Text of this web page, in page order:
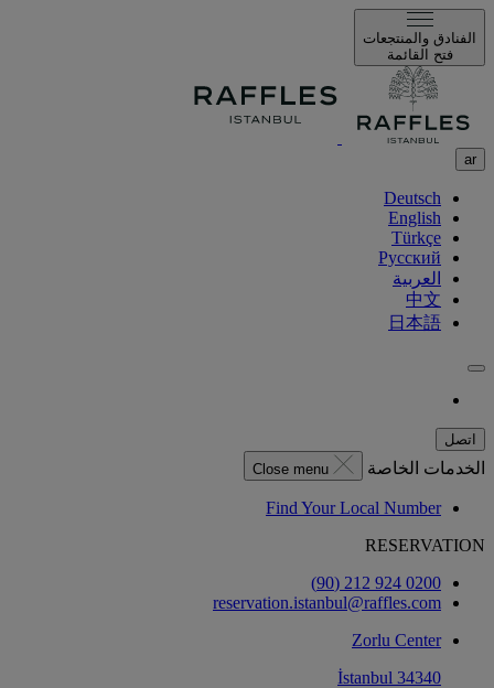
الفنادق والمنتجعات
فتح القائمة
ar
Deutsch
English
Türkçe
Русский
العربية
中文
日本語
اتصل
الخدمات الخاصة Close menu
Find Your Local Number
RESERVATION
0200 924 212 (90)
reservation.istanbul@raffles.com
Zorlu Center
34340 İstanbul